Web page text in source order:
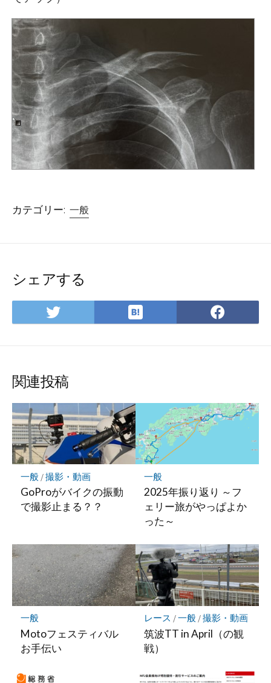
カテゴリー: 一般
シェアする
Twitter
で
は
て
マ
ク
に
保
存
で
関連投稿
一般/撮影・動画
GoProがバイクの振動
で撮影止まる？？
一般
2025年振り返り ～フ
ェリー旅がやっぱよか
った～
一般
Motoフェスティバル
お手伝い
レース /一般/撮影・動画
筑波TT in April（の観
戦）